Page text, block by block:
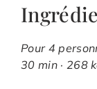
Pour 4
30 min · 268